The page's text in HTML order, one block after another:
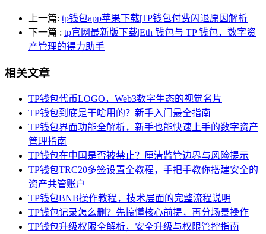
上一篇: tp钱包app苹果下载|TP钱包付费闪退原因解析
下一篇 : tp官网最新版下载|Eth 钱包与 TP 钱包，数字资
产管理的得力助手
相关文章
TP钱包代币LOGO，Web3数字生态的视觉名片
TP钱包到底是干啥用的？新手入门最全指南
TP钱包界面功能全解析，新手也能快速上手的数字资产
管理指南
TP钱包在中国是否被禁止？厘清监管边界与风险提示
TP钱包TRC20多签设置全教程，手把手教你搭建安全的
资产共管账户
TP钱包BNB操作教程，技术层面的完整流程说明
TP钱包记录怎么删？先搞懂核心前提，再分场景操作
TP钱包升级权限全解析，安全升级与权限管控指南